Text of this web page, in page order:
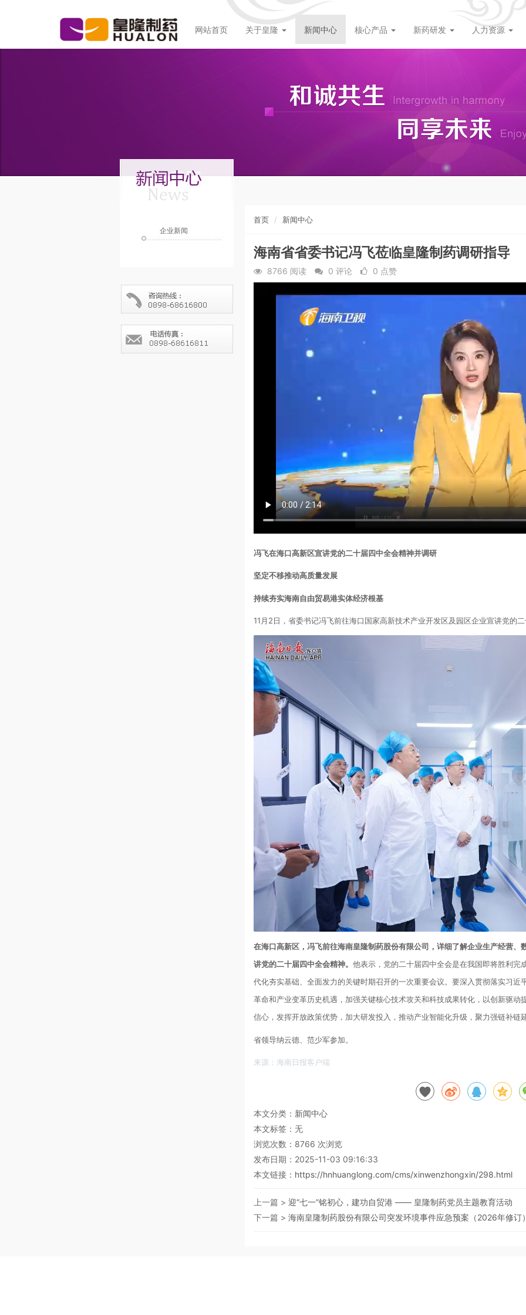
网站首页 关于皇隆 新闻中心 核心产品 新药研发 人力资源
企业新闻
首页 新闻中心
海南省省委书记冯飞莅临皇隆制药调研指导
8766 阅读 0 评论 0 点赞
冯飞在海口高新区宣讲党的二十届四中全会精神并调研
坚定不移推动高质量发展
持续夯实海南自由贸易港实体经济根基
11月2日，省委书记冯飞前往海口国家高新技术产业开发区及园区企业宣讲党的
在海口高新区，冯飞前往海南皇隆制药股份有限公司，详细了解企业生产经营
讲党的二十届四中全会精神。 他表示，党的二十届四中全会是在我国即将胜利完
代化夯实基础、全面发力的关键时期召开的一次重要会议。要深入贯彻落实习
革命和产业变革历史机遇，加强关键核心技术攻关和科技成果转化，以创新驱
信心，发挥开放政策优势，加大研发投入，推动产业智能化升级，聚力强链补
省领导纳云德、范少军参加。
来源：海南日报客户端
本文分类： 新闻中心
本文标签：无
浏览次数： 8766 次浏览
发布日期：2025-11-03 09:16:33
本文链接： https://hnhuanglong.com/cms/xinwenzhongxin/298.html
上一篇 > 迎“七一”铭初心，建功自贸港 —— 皇隆制药党员主题教育活动
下一篇 > 海南皇隆制药股份有限公司突发环境事件应急预案（2026年修订